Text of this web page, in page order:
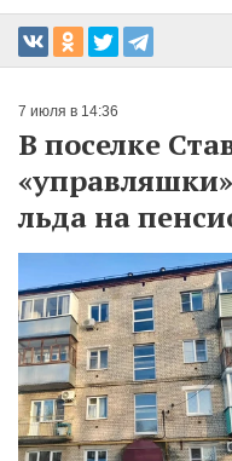
7 июля в 14:36
В поселке
льда на